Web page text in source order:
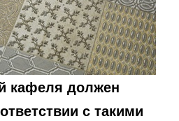
кафеля должен
с такими